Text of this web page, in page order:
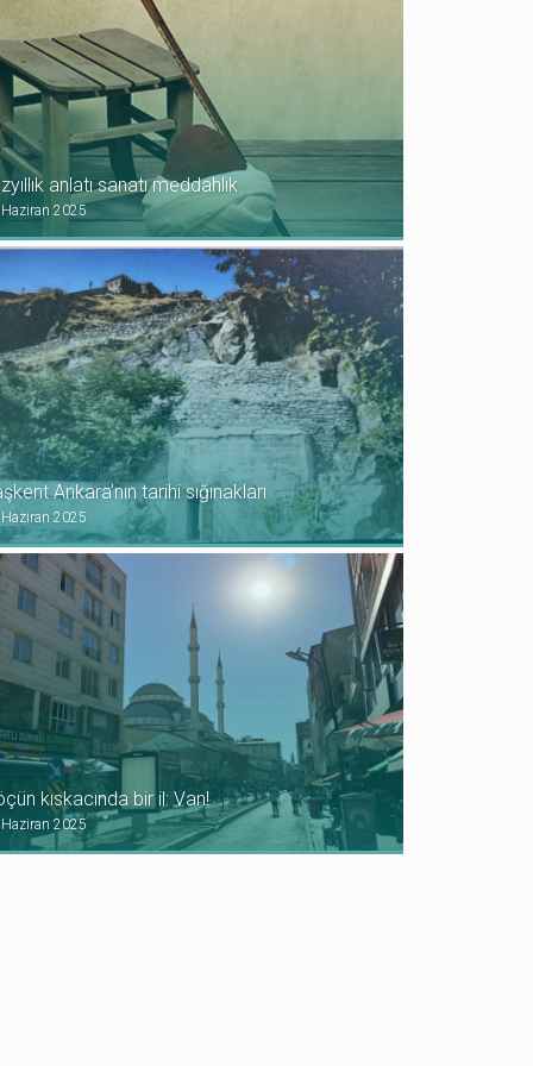
anlatı sanatı meddahlık
2025
Ankara’nın tarihi sığınakları
2025
kıskacında bir il: Van!
2025